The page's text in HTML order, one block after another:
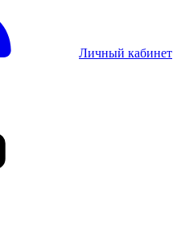
Личный кабинет